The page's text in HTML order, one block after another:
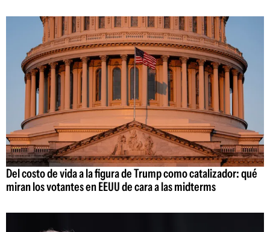
Del costo de vida a la figura de Trump como catalizador: qué
miran los votantes en EEUU de cara a las midterms